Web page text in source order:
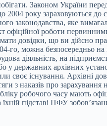
Законом України
2004 року зараховуються до
законодавства, яке
офіційної роботи
довідки, що ви дійсно
го, можна безпосередньо на
діяльність, на
у державних архівних
своє існування. Архівні
з наказів про зарахування
робочого часу мають
підставі ПФУ